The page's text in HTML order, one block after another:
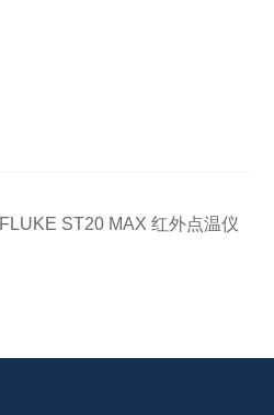
FLUKE ST20 MAX 红外点温仪